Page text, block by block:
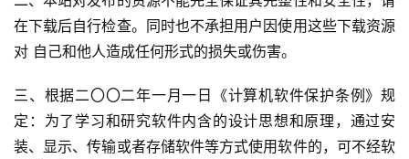
在下载后自行检查。同时也不承担用户因使用这些下载资源
对 自己和他人造成任何形式的损失或伤害。
三、根据二〇〇二年一月一日《计算机软件保护条例》规
定：为了学习和研究软件内含的设计思想和原理，通过安
装、显示、传输或者存储软件等方式使用软件的，可不经软